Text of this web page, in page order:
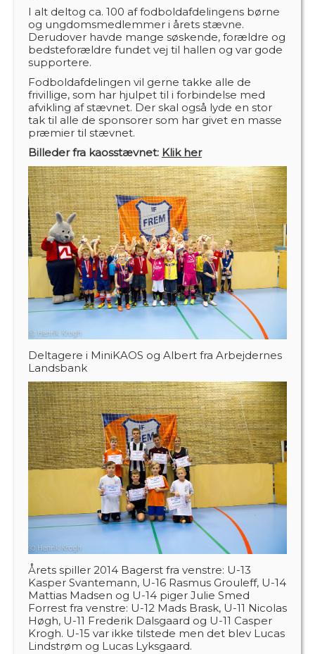
I alt deltog ca. 100 af fodboldafdelingens børne
og ungdomsmedlemmer i årets stævne.
Derudover havde mange søskende, forældre og
bedsteforældre fundet vej til hallen og var gode
supportere.
Fodboldafdelingen vil gerne takke alle de
frivillige, som har hjulpet til i forbindelse med
afvikling af stævnet. Der skal også lyde en stor
tak til alle de sponsorer som har givet en masse
præmier til stævnet.
Billeder fra kaosstævnet: Klik her
Deltagere i MiniKAOS og Albert fra Arbejdernes
Landsbank
Årets spiller 2014 Bagerst fra venstre: U-13
Kasper Svantemann, U-16 Rasmus Grouleff, U-14
Mattias Madsen og U-14 piger Julie Smed
Forrest fra venstre: U-12 Mads Brask, U-11 Nicolas
Høgh, U-11 Frederik Dalsgaard og U-11 Casper
Krogh. U-15 var ikke tilstede men det blev Lucas
Lindstrøm og Lucas Lyksgaard.